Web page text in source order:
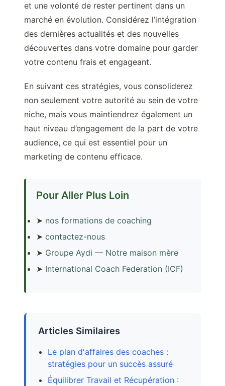
et une volonté de rester pertinent dans un
marché en évolution. Considérez l’intégration
des dernières actualités et des nouvelles
découvertes dans votre domaine pour garder
votre contenu frais et engageant.
En suivant ces stratégies, vous consoliderez
non seulement votre autorité au sein de votre
niche, mais vous maintiendrez également un
haut niveau d’engagement de la part de votre
audience, ce qui est essentiel pour un
marketing de contenu efficace.
Pour Aller Plus Loin
➤ nos formations de coaching
➤ contactez-nous
➤ Groupe Aydi — Notre maison mère
➤ International Coach Federation (ICF)
Articles Similaires
Le plan d'affaires des coaches :
stratégies pour un succès assuré
Équilibrer Travail et Récupération :